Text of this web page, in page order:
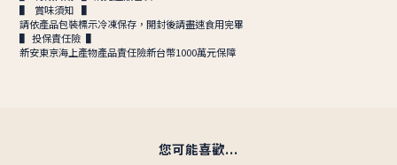
▌ 賞味須知 ▌
請依產品包裝標示冷凍保存，開封後請盡速食用完畢
▌ 投保責任險 ▌
新安東京海上產物產品責任險新台幣1000萬元保障
您可能喜歡...